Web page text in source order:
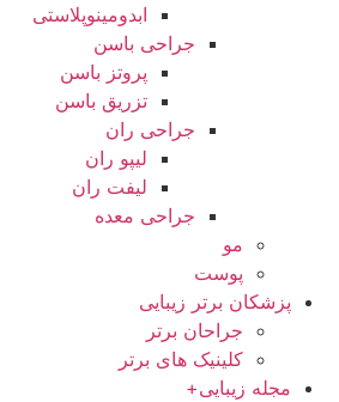
ابدومینوپلاستی
جراحی باسن
پروتز باسن
تزریق باسن
جراحی ران
لیپو ران
لیفت ران
جراحی معده
مو
پوست
پزشکان برتر زیبایی
جراحان برتر
کلینیک های برتر
مجله زیبایی+